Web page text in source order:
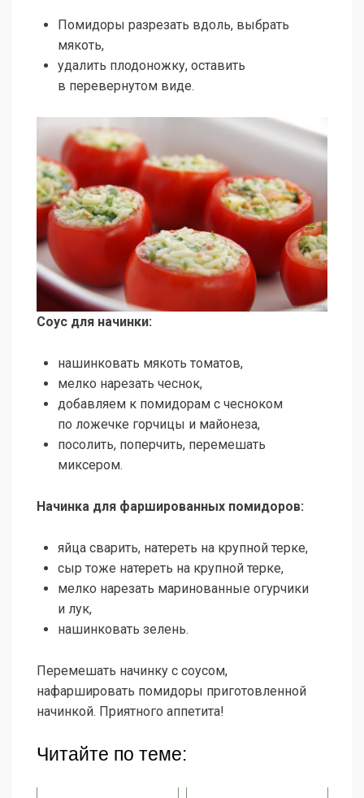
Помидоры разрезать вдоль, выбрать
мякоть,
удалить плодоножку, оставить
в перевернутом виде.
Соус для начинки:
нашинковать мякоть томатов,
мелко нарезать чеснок,
добавляем к помидорам с чесноком
по ложечке горчицы и майонеза,
посолить, поперчить, перемешать
миксером.
Начинка для фаршированных помидоров:
яйца сварить, натереть на крупной терке,
сыр тоже натереть на крупной терке,
мелко нарезать маринованные огурчики
и лук,
нашинковать зелень.
Перемешать начинку с соусом,
нафаршировать помидоры приготовленной
начинкой. Приятного аппетита!
Читайте по теме: